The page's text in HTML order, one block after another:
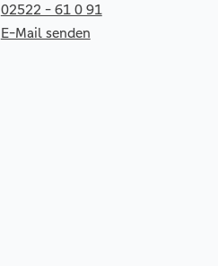
02522 - 61 0 91
E-Mail senden